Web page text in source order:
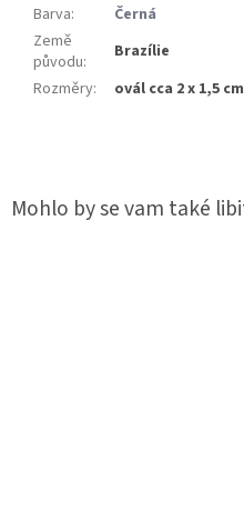
Barva:
Černá
Země
původu:
Brazílie
Rozměry: ovál cca 2 x 1,5 cm